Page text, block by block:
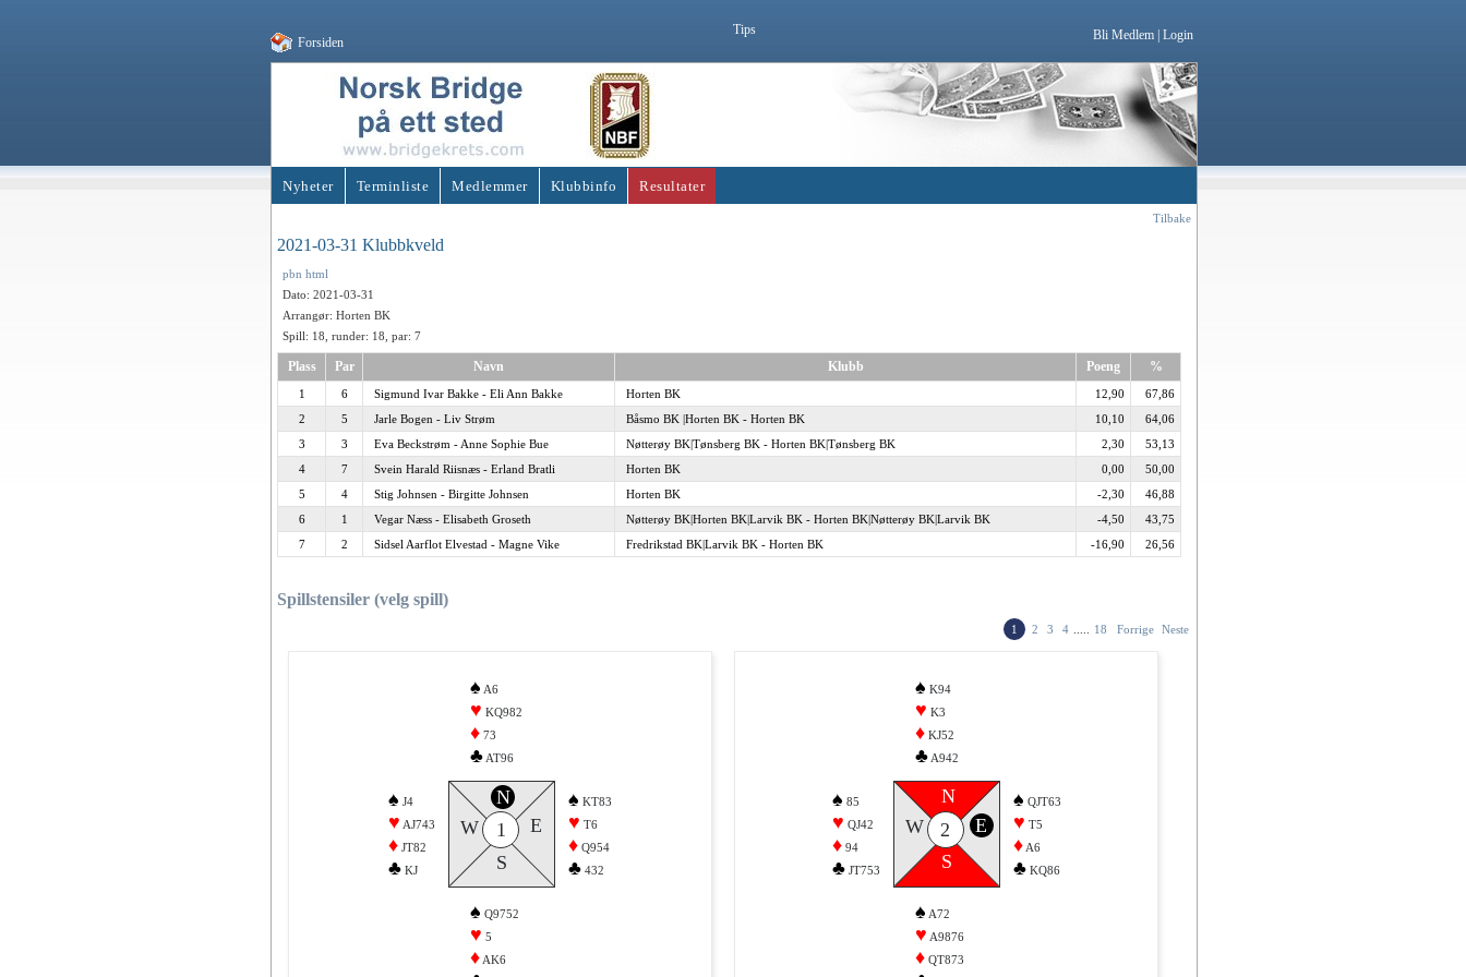
Forsiden
Tips Bli Medlem Login
Nyheter Terminliste Medlemmer Klubbinfo Resultater
Tilbake
2021-03-31 Klubbkveld
pbn html
Dato: 2021-03-31
Arrangør: Horten BK
Spill: 18, runder: 18, par: 7
Plass Par Navn Klubb Poeng %
1 6 Sigmund Ivar Bakke - Eli Ann Bakke Horten BK 12,90
67,86
2
5 Jarle Bogen - Liv Strøm Båsmo BK |Horten BK - Horten BK 10,10
64,06
3
3 Eva Beckstrøm - Anne Sophie Bue Nøtterøy BK|Tønsberg BK - Horten BK|Tønsberg BK 2,30
53,13
4
7 Svein Harald Riisnæs - Erland Bratli Horten BK 0,00
50,00
5
4 Stig Johnsen - Birgitte Johnsen Horten BK -2,30
46,88
6
1 Vegar Næss - Elisabeth Groseth Nøtterøy BK|Horten BK|Larvik BK - Horten BK|Nøtterøy BK|Larvik BK -4,50
43,75
7
2 Sidsel Aarflot Elvestad - Magne Vike Fredrikstad BK|Larvik BK - Horten BK -16,90 26,56
Spillstensiler (velg spill)
1 2 3 4 18 Forrige Neste
♠ A6
♥ KQ982
♦ 73
♣ AT96
♠ J4
♥ AJ743
♦ JT82
♣ KJ
N
S
W E
1
♠ KT83
♥ T6
♦ Q954
♣ 432
♠ Q9752
♥ 5
♦ AK6
♠ K94
♥ K3
♦ KJ52
♣ A942
♠ 85
♥ QJ42
♦ 94
♣ JT753
N
S
W E
2
♠ QJT63
♥ T5
♦ A6
♣ KQ86
♠ A72
♥ A9876
♦ QT873